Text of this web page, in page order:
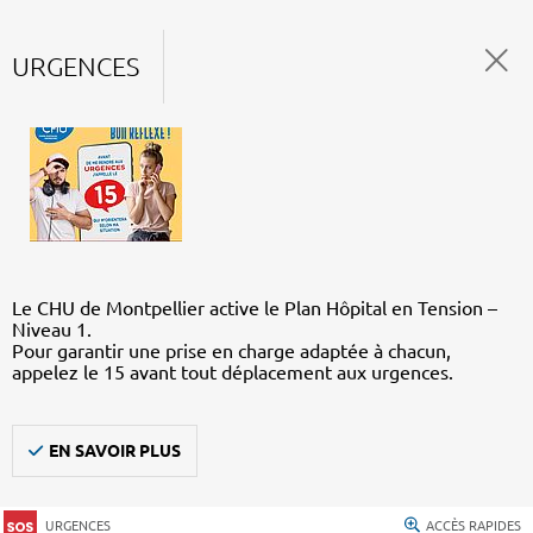
URGENCES
Le CHU de Montpellier active le Plan Hôpital en Tension –
Niveau 1.
Pour garantir une prise en charge adaptée à chacun,
appelez le 15 avant tout déplacement aux urgences.
EN SAVOIR PLUS
URGENCES ACCÈS RAPIDES